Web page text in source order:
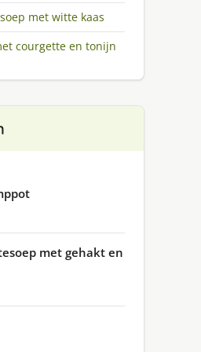
met witte kaas
courgette en tonijn
met gehakt en